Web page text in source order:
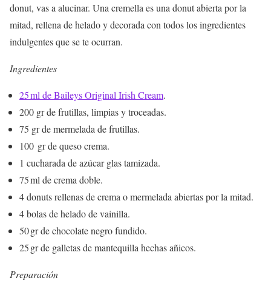
donut, vas a alucinar. Una cremella es una donut abierta por la
mitad, rellena de helado y decorada con todos los ingredientes
indulgentes que se te ocurran.
Ingredientes
25 ml de Baileys Original Irish Cream.
200 gr de frutillas, limpias y troceadas.
75 gr de mermelada de frutillas.
100 gr de queso crema.
1 cucharada de azúcar glas tamizada.
75 ml de crema doble.
4 donuts rellenas de crema o mermelada abiertas por la mitad.
4 bolas de helado de vainilla.
50 gr de chocolate negro fundido.
25 gr de galletas de mantequilla hechas añicos.
Preparación